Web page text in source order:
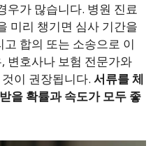
우가 많습니다. 병원 진료
미리 챙기면 심사 기간을
합의 또는 소송으로 이
변호사나 보험 전문가와
이 권장됩니다. 서류를 체
을 확률과 속도가 모두 좋